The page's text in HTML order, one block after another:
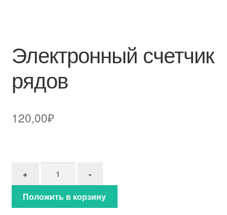
Электронный счетчик
рядов
120,00₽
+
-
Положить в корзину